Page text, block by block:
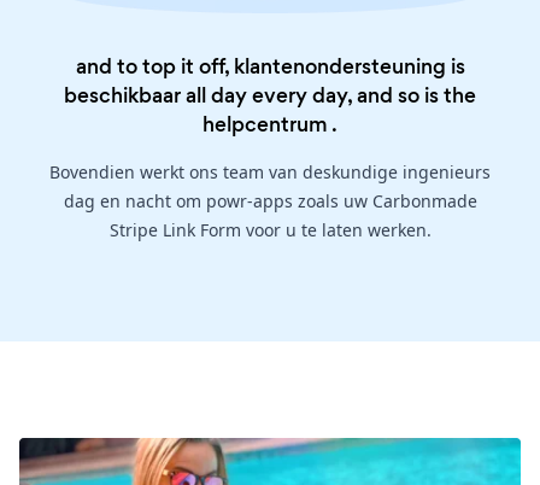
and to top it off, klantenondersteuning is
beschikbaar all day every day, and so is the
helpcentrum .
Bovendien werkt ons team van deskundige ingenieurs
dag en nacht om powr-apps zoals uw Carbonmade
Stripe Link Form voor u te laten werken.